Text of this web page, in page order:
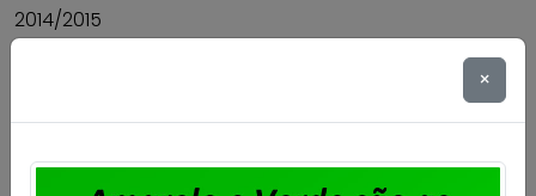
2014/2015
2009/2011
2008/2009
×